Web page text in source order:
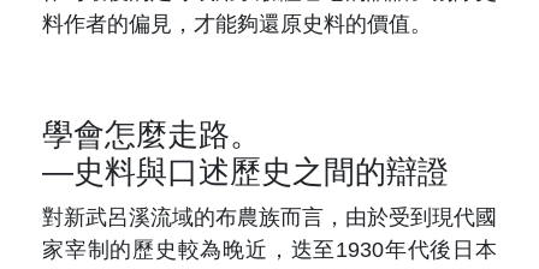
料作者的偏見，才能夠還原史料的價值。
學會怎麼走路。
—史料與口述歷史之間的辯證
對新武呂溪流域的布農族而言，由於受到現代國
家宰制的歷史較為晚近，迭至1930年代後日本